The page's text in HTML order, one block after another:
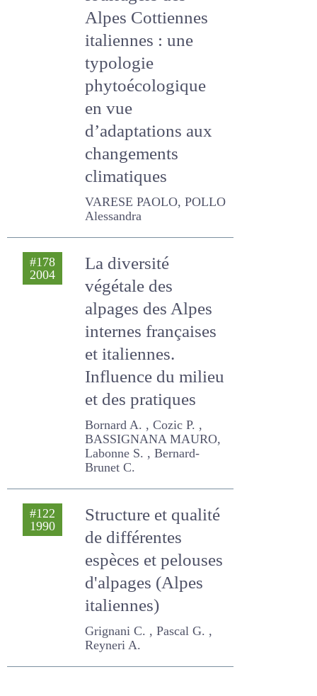
systèmes
fourragers des
Alpes Cottiennes
italiennes : une
typologie
phytoécologique
en vue
d’adaptations aux
changements
climatiques
Alessandra
La diversité
végétale des
alpages des Alpes
internes
françaises et
italiennes.
Influence du milieu
et des pratiques
Bornard A. , Cozic P. ,
BASSIGNANA MAURO,
Labonne S. , Bernard-
Brunet C.
Structure et
qualité de
différentes
espèces et
pelouses d'alpages